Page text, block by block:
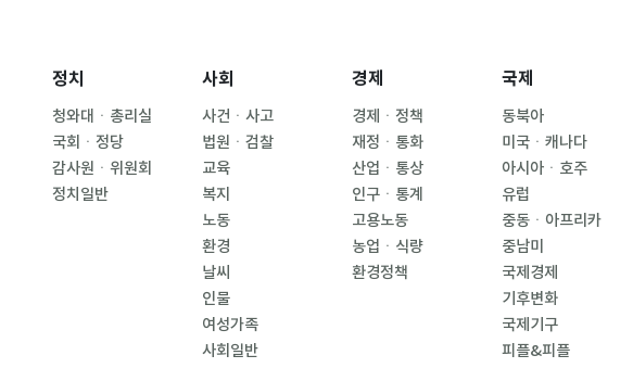
정치
청와대ㆍ총리실
국회ㆍ정당
감사원ㆍ위원회
정치일반
사회
사건ㆍ사고
법원ㆍ검찰
교육
복지
노동
환경
날씨
인물
여성가족
사회일반
경제
경제ㆍ정책
재정ㆍ통화
산업ㆍ통상
인구ㆍ통계
고용노동
농업ㆍ식량
환경정책
국제
동북아
미국ㆍ캐나다
아시아ㆍ호주
유럽
중동ㆍ아프리카
중남미
국제경제
기후변화
국제기구
피플&피플